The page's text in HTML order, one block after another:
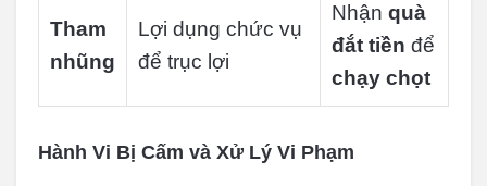
Tham
nhũng
Lợi dụng chức vụ
để trục lợi
Nhận quà
đắt tiền để
chạy chọt
Hành Vi Bị Cấm và Xử Lý Vi Phạm